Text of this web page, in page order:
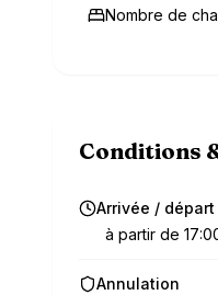
Nombre de
Conditions
Arrivée / départ
à partir de
Annulation